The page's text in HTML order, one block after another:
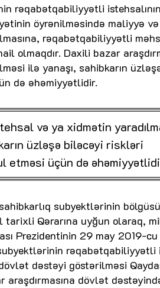
rəqabətqabiliyyətli istehsalının
öyrənilməsində maliyyə
rəqabətqabiliyyətli
olmaqdır. Daxili bazar
ilə yanaşı, sahibkarın
də əhəmiyyətlidir.
və ya xidmətin
üzləşə biləcəyi riskləri
etməsi üçün də
subyektlərinin bölgüsü
tarixli Qərarına uyğun olaraq,
Prezidentinin 29 may 2019-
rəqabətqabiliyyətli
dəstəyi göstərilməsi
araşdırmasına dövlət